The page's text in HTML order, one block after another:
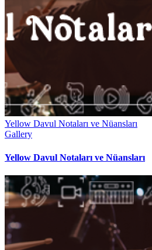
Yellow Davul Notaları ve Nüansları
Gallery
Yellow Davul Notaları ve Nüansları